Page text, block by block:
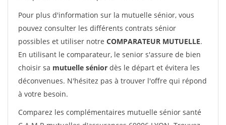
Pour plus d'information sur la mutuelle sénior, vous
pouvez consulter les différents contrats sénior
possibles et utiliser notre COMPARATEUR MUTUELLE.
En utilisant le comparateur, le senior s'assure de bien
choisir sa mutuelle sénior dès le départ et évitera les
déconvenues. N'hésitez pas à trouver l'offre qui répond
à votre besoin.
Comparez les complémentaires mutuelle sénior santé